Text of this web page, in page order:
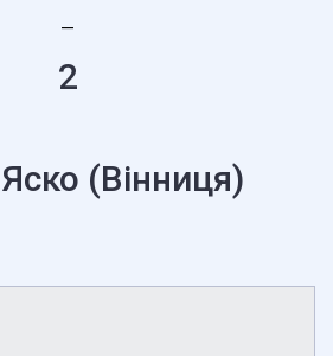
—
2
Яско (Вінниця)